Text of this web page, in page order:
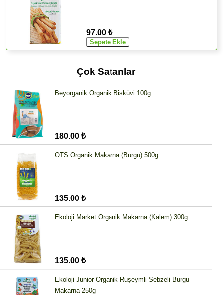
97.00 ₺
Çok Satanlar
Beyorganik Organik Bisküvi 100g
180.00 ₺
OTS Organik Makarna (Burgu) 500g
135.00 ₺
Ekoloji Market Organik Makarna (Kalem) 300g
135.00 ₺
Ekoloji Junior Organik Ruşeymli Sebzeli Burgu
Makarna 250g